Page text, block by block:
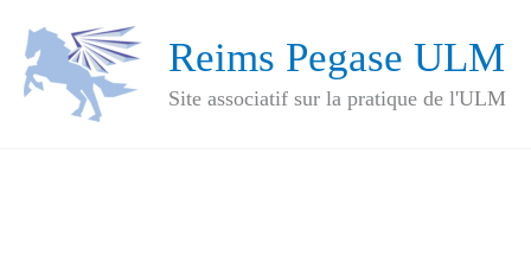
Aller
contenu
Reims Pegase ULM
Site associatif sur la pratique de l'ULM